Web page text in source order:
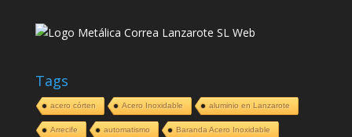
Tags
acero córten Acero Inoxidable aluminio en Lanzarote
Arrecife automatismo Baranda Acero Inoxidable